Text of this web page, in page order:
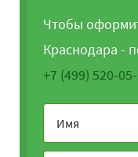
Чтобы
Краснодара -
+7 (499) 520-